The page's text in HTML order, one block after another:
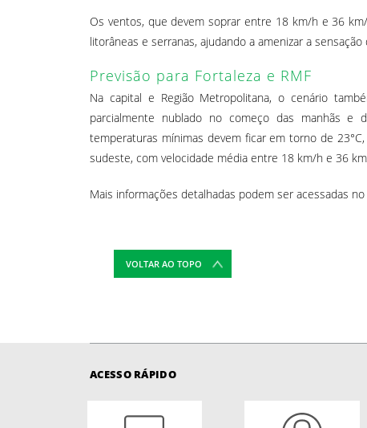
Os ventos, que devem soprar entre 18 km/h e 36
litorâneas e serranas, ajudando a amenizar a sensação
Previsão para Fortaleza e RMF
Na capital e Região Metropolitana, o cenário
parcialmente nublado no começo das manhãs
temperaturas mínimas devem ficar em torno de
sudeste, com velocidade média entre 18 km/h e 36
Mais informações detalhadas podem ser acessadas
VOLTAR AO TOPO
ACESSO RÁPIDO